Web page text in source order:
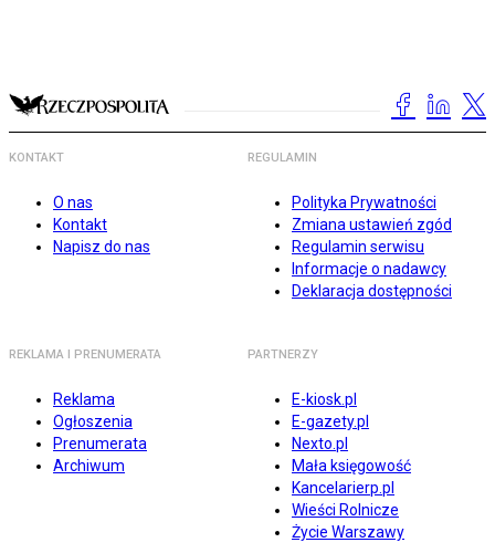
KONTAKT
O nas
Kontakt
Napisz do nas
REGULAMIN
Polityka Prywatności
Zmiana ustawień zgód
Regulamin serwisu
Informacje o nadawcy
Deklaracja dostępności
REKLAMA I PRENUMERATA
Reklama
Ogłoszenia
Prenumerata
Archiwum
PARTNERZY
E-kiosk.pl
E-gazety.pl
Nexto.pl
Mała księgowość
Kancelarierp.pl
Wieści Rolnicze
Życie Warszawy